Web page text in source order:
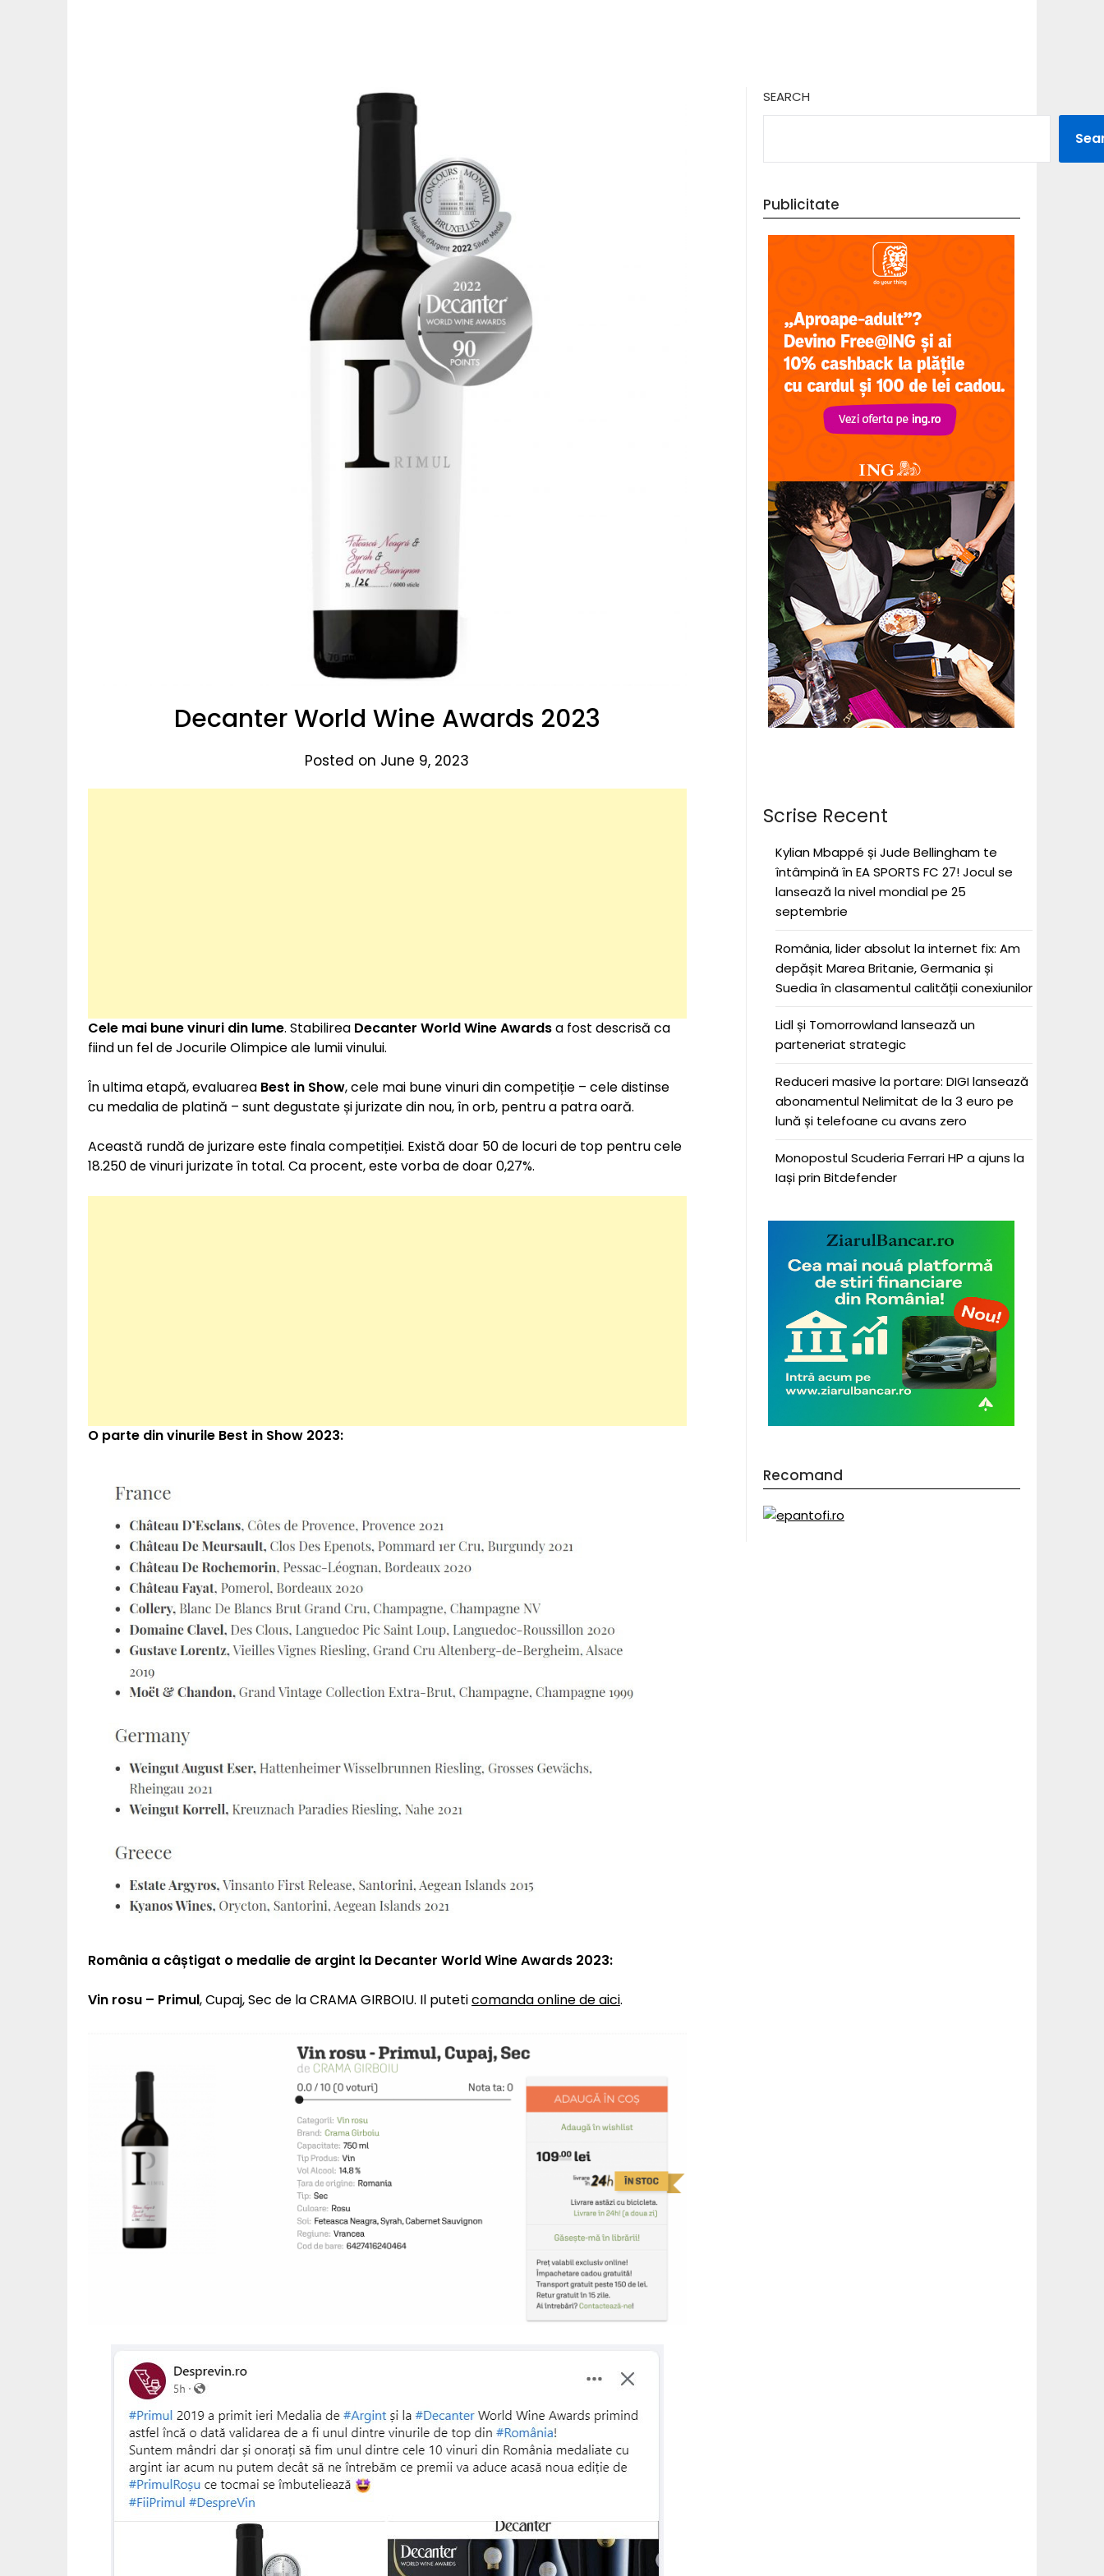
Decanter World Wine Awards 2023
Posted on June 9, 2023
Cele mai bune vinuri din lume. Stabilirea Decanter World Wine Awardsa fost descrisă ca
fiind un fel de Jocurile Olimpice ale lumii vinului.
În ultima etapă, evaluarea Best in Show, cele mai bune vinuri din competiție – cele distinse
cu medalia de platină – sunt degustate și jurizate din nou, în orb, pentru a patra oară.
Această rundă de jurizare este finala competiției. Există doar 50 de locuri de top pentru cele
18.250 de vinuri jurizate în total. Ca procent, este vorba de doar 0,27%.
O parte din vinurile Best in Show 2023:
România a câștigat o medalie de argint la Decanter World Wine Awards 2023:
Vin rosu – Primul, Cupaj, Sec de la CRAMA GIRBOIU. Il puteticomanda online de aici.
SEARCH
Publicitate
Scrise Recent
Kylian Mbappé și Jude Bellingham te
întâmpină în EA SPORTS FC 27! Jocul se
lansează la nivel mondial pe 25
septembrie
România, lider absolut la internet fix: Am
depășit Marea Britanie, Germania și
Suedia în clasamentul calității conexiunilor
Lidl și Tomorrowland lansează un
parteneriat strategic
Reduceri masive la portare: DIGI lansează
abonamentul Nelimitat de la 3 euro pe
lună și telefoane cu avans zero
Monopostul Scuderia Ferrari HP a ajuns la
Iași prin Bitdefender
Recomand